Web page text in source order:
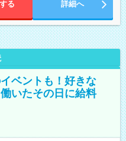
る 詳細へ
ベントも！好きな
いたその日に給料